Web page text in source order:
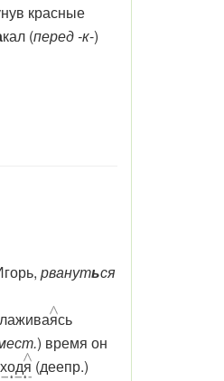
красные
кал (перед -к-)
рвануться
ясь
) время он
я (деепр.)